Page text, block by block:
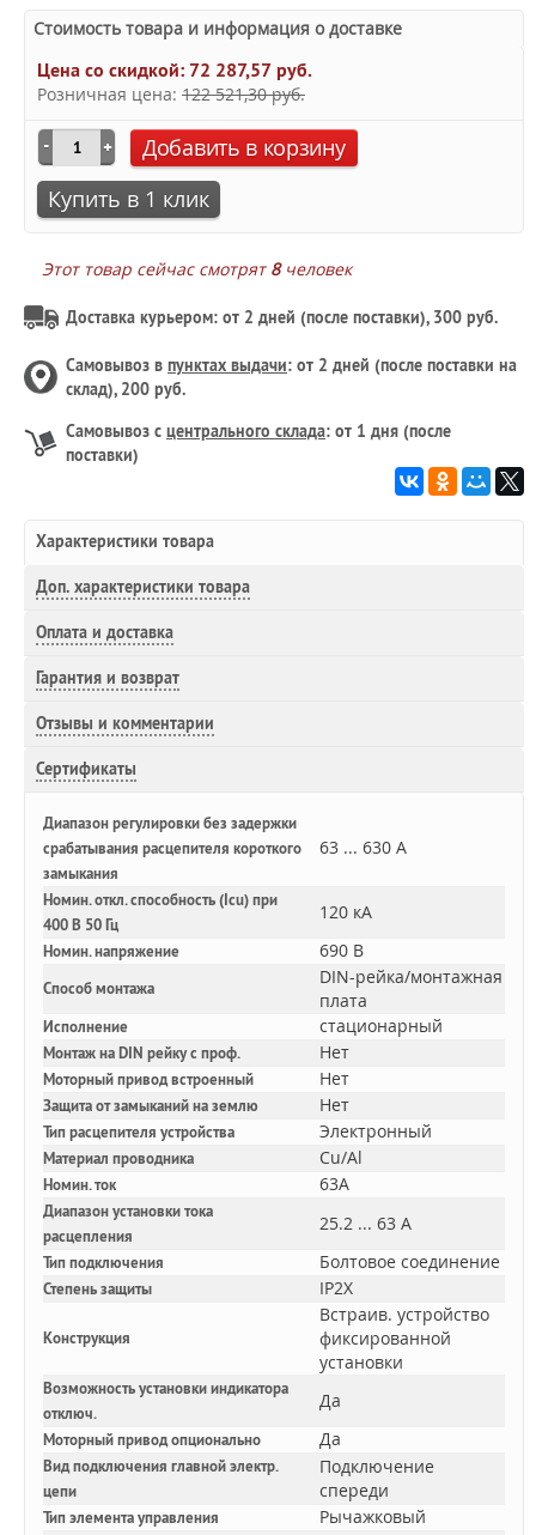
Стоимость товара и информация о доставке
Цена со скидкой: 72 287,57 руб.
Розничная цена: 122 521,30 руб.
Добавить в корзину
Купить в 1 клик
Этот товар сейчас смотрят 8человек
Доставка курьером: от 2 дней (после поставки), 300 руб.
Самовывоз в пунктах выдачи: от 2 дней (после поставки на
склад), 200 руб.
Самовывоз с центрального склада: от 1 дня (после
поставки)
Характеристики товара
Доп. характеристики товара
Оплата и доставка
Гарантия и возврат
Отзывы и комментарии
Сертификаты
Диапазон регулировки без задержки
срабатывания расцепителя короткого
замыкания
63 ... 630 А
Номин. откл. способность (Icu) при
400 В 50 Гц
120 кА
Номин. напряжение 690 В
Способ монтажа
DIN-рейка/монтажная
плата
Исполнение стационарный
Монтаж на DIN рейку с проф. Нет
Моторный привод встроенный Нет
Защита от замыканий на землю Нет
Тип расцепителя устройства Электронный
Материал проводника Cu/Al
Номин. ток 63A
Диапазон установки тока
расцепления
25.2 ... 63 А
Тип подключения Болтовое соединение
Степень защиты IP2X
Конструкция
Встраив. устройство
фиксированной
установки
Возможность установки индикатора
отключ.
Да
Моторный привод опционально Да
Вид подключения главной электр.
цепи
Подключение
спереди
Тип элемента управления Рычажковый